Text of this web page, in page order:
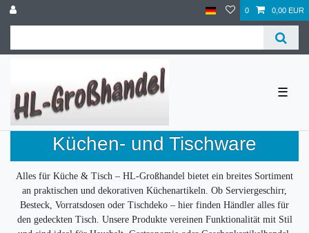
0 0,00 EUR
☰
Küchen- und Tischware
Alles für Küche & Tisch – HL-Großhandel bietet ein breites Sortiment
an praktischen und dekorativen Küchenartikeln. Ob Serviergeschirr,
Besteck, Vorratsdosen oder Tischdeko – hier finden Händler alles für
den gedeckten Tisch. Unsere Produkte vereinen Funktionalität mit Stil